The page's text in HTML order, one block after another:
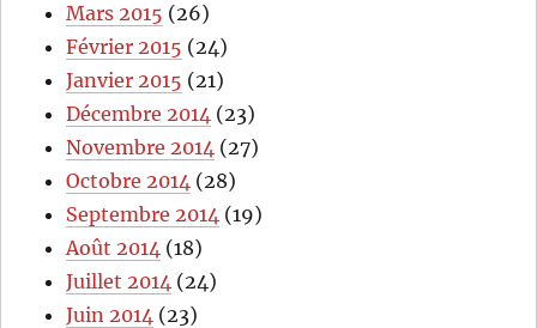
Mars 2015 (26)
Février 2015 (24)
Janvier 2015 (21)
Décembre 2014 (23)
Novembre 2014 (27)
Octobre 2014 (28)
Septembre 2014 (19)
Août 2014 (18)
Juillet 2014 (24)
Juin 2014 (23)